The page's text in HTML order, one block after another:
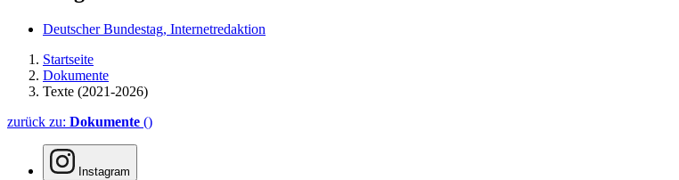
Deutscher Bundestag, Internetredaktion
Startseite
Dokumente
Texte (2021-2026)
zurück zu: Dokumente ()
Instagram